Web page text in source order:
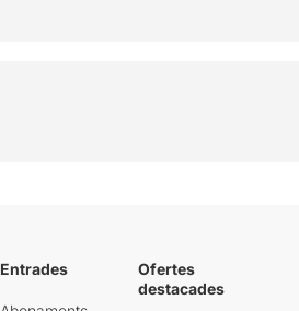
Entrades
Ofertes
destacades